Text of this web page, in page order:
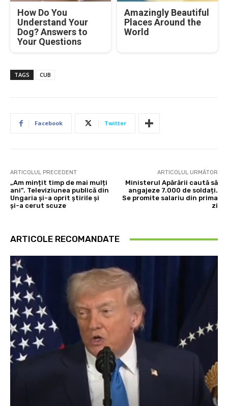
How Do You
Understand Your
Dog? Answers to
Your Questions
Amazingly Beautiful
Places Around the
World
TAGS CUB
Facebook Twitter
ARTICOLUL PRECEDENT
„Am mințit timp de mai mulți
ani”. Televiziunea publică din
Ungaria și-a oprit știrile și
și-a cerut scuze
ARTICOLUL URMĂTOR
Ministerul Apărării caută să
angajeze 7.000 de soldați.
Se promite salariu din prima
zi
ARTICOLE RECOMANDATE